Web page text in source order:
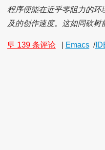
程序便能在近乎零阻力的环
及的创作速度。这如同砍树
💬 139 条评论 Emacs /